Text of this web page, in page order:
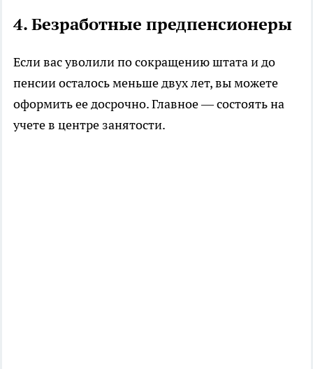
4. Безработные предпенсионеры
Если вас уволили по сокращению штата и до
пенсии осталось меньше двух лет, вы можете
оформить ее досрочно. Главное — состоять на
учете в центре занятости.